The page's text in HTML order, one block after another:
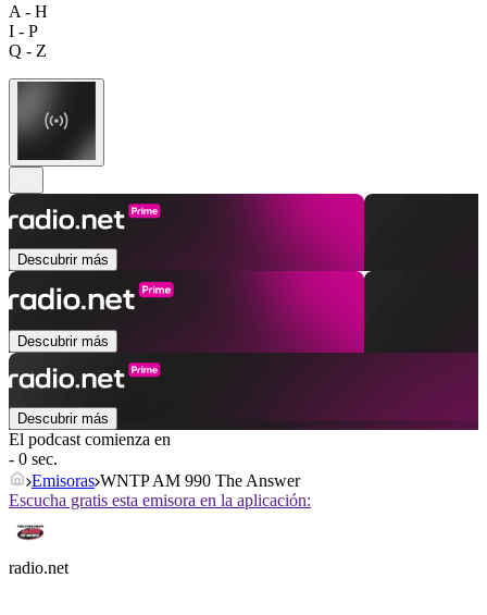
A - H
I - P
Q - Z
Descubrir más
Descubrir más
Descubrir más
El podcast comienza en
- 0 sec.
Emisoras WNTP AM 990 The Answer
Escucha gratis esta emisora en la aplicación:
radio.net